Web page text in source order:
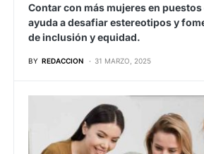
Contar con más mujeres en
ayuda a desafiar estereotipos y
de inclusión y equidad.
BY REDACCION 31 MARZO, 2025